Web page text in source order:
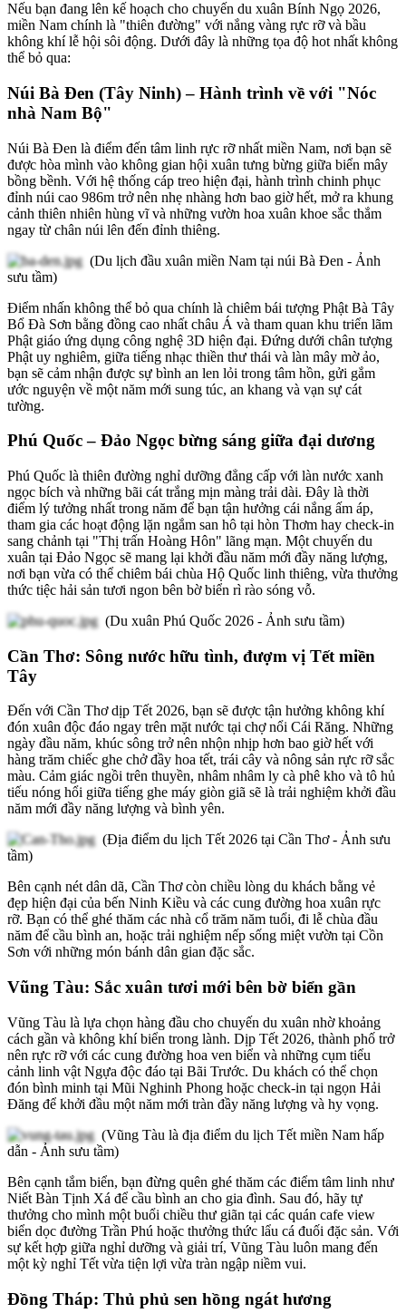
Nếu bạn đang lên kế hoạch cho chuyến du xuân Bính Ngọ 2026,
miền Nam chính là "thiên đường" với nắng vàng rực rỡ và bầu
không khí lễ hội sôi động. Dưới đây là những tọa độ hot nhất không
thể bỏ qua:
Núi Bà Đen (Tây Ninh) – Hành trình về với "Nóc
nhà Nam Bộ"
Núi Bà Đen là điểm đến tâm linh rực rỡ nhất miền Nam, nơi bạn sẽ
được hòa mình vào không gian hội xuân tưng bừng giữa biển mây
bồng bềnh. Với hệ thống cáp treo hiện đại, hành trình chinh phục
đỉnh núi cao 986m trở nên nhẹ nhàng hơn bao giờ hết, mở ra khung
cảnh thiên nhiên hùng vĩ và những vườn hoa xuân khoe sắc thắm
ngay từ chân núi lên đến đỉnh thiêng.
(Du lịch đầu xuân miền Nam tại núi Bà Đen - Ảnh
sưu tầm)
Điểm nhấn không thể bỏ qua chính là chiêm bái tượng Phật Bà Tây
Bổ Đà Sơn bằng đồng cao nhất châu Á và tham quan khu triển lãm
Phật giáo ứng dụng công nghệ 3D hiện đại. Đứng dưới chân tượng
Phật uy nghiêm, giữa tiếng nhạc thiền thư thái và làn mây mờ ảo,
bạn sẽ cảm nhận được sự bình an len lỏi trong tâm hồn, gửi gắm
ước nguyện về một năm mới sung túc, an khang và vạn sự cát
tường.
Phú Quốc – Đảo Ngọc bừng sáng giữa đại dương
Phú Quốc là thiên đường nghỉ dưỡng đẳng cấp với làn nước xanh
ngọc bích và những bãi cát trắng mịn màng trải dài. Đây là thời
điểm lý tưởng nhất trong năm để bạn tận hưởng cái nắng ấm áp,
tham gia các hoạt động lặn ngắm san hô tại hòn Thơm hay check-in
sang chảnh tại "Thị trấn Hoàng Hôn" lãng mạn. Một chuyến du
xuân tại Đảo Ngọc sẽ mang lại khởi đầu năm mới đầy năng lượng,
nơi bạn vừa có thể chiêm bái chùa Hộ Quốc linh thiêng, vừa thưởng
thức tiệc hải sản tươi ngon bên bờ biển rì rào sóng vỗ.
(Du xuân Phú Quốc 2026 - Ảnh sưu tầm)
Cần Thơ: Sông nước hữu tình, đượm vị Tết miền
Tây
Đến với Cần Thơ dịp Tết 2026, bạn sẽ được tận hưởng không khí
đón xuân độc đáo ngay trên mặt nước tại chợ nổi Cái Răng. Những
ngày đầu năm, khúc sông trở nên nhộn nhịp hơn bao giờ hết với
hàng trăm chiếc ghe chở đầy hoa tết, trái cây và nông sản rực rỡ sắc
màu. Cảm giác ngồi trên thuyền, nhâm nhâm ly cà phê kho và tô hủ
tiếu nóng hổi giữa tiếng ghe máy giòn giã sẽ là trải nghiệm khởi đầu
năm mới đầy năng lượng và bình yên.
(Địa điểm du lịch Tết 2026 tại Cần Thơ - Ảnh sưu
tầm)
Bên cạnh nét dân dã, Cần Thơ còn chiều lòng du khách bằng vẻ
đẹp hiện đại của bến Ninh Kiều và các cung đường hoa xuân rực
rỡ. Bạn có thể ghé thăm các nhà cổ trăm năm tuổi, đi lễ chùa đầu
năm để cầu bình an, hoặc trải nghiệm nếp sống miệt vườn tại Cồn
Sơn với những món bánh dân gian đặc sắc.
Vũng Tàu: Sắc xuân tươi mới bên bờ biển gần
Vũng Tàu là lựa chọn hàng đầu cho chuyến du xuân nhờ khoảng
cách gần và không khí biển trong lành. Dịp Tết 2026, thành phố trở
nên rực rỡ với các cung đường hoa ven biển và những cụm tiểu
cảnh linh vật Ngựa độc đáo tại Bãi Trước. Du khách có thể chọn
đón bình minh tại Mũi Nghinh Phong hoặc check-in tại ngọn Hải
Đăng để khởi đầu một năm mới tràn đầy năng lượng và hy vọng.
(Vũng Tàu là địa điểm du lịch Tết miền Nam hấp
dẫn - Ảnh sưu tầm)
Bên cạnh tắm biển, bạn đừng quên ghé thăm các điểm tâm linh như
Niết Bàn Tịnh Xá để cầu bình an cho gia đình. Sau đó, hãy tự
thưởng cho mình một buổi chiều thư giãn tại các quán cafe view
biển dọc đường Trần Phú hoặc thưởng thức lẩu cá đuối đặc sản. Với
sự kết hợp giữa nghỉ dưỡng và giải trí, Vũng Tàu luôn mang đến
một kỳ nghỉ Tết vừa tiện lợi vừa tràn ngập niềm vui.
Đồng Tháp: Thủ phủ sen hồng ngát hương